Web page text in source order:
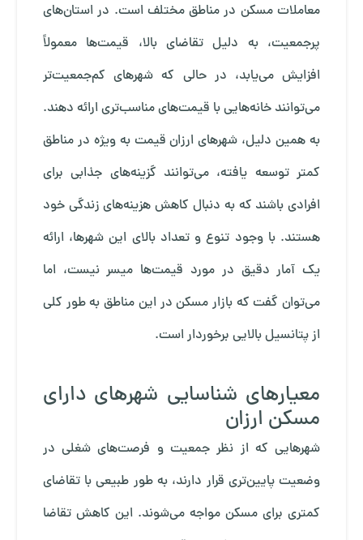
معاملات مسکن در مناطق مختلف است. در استان‌های
پرجمعیت، به دلیل تقاضای بالا، قیمت‌ها معمولاً
افزایش می‌یابد، در حالی که شهرهای کم‌جمعیت‌تر
می‌توانند خانه‌هایی با قیمت‌های مناسب‌تری ارائه دهند.
به همین دلیل، شهرهای ارزان قیمت به ویژه در مناطق
کمتر توسعه یافته، می‌توانند گزینه‌های جذابی برای
افرادی باشند که به دنبال کاهش هزینه‌های زندگی خود
هستند. با وجود تنوع و تعداد بالای این شهرها، ارائه
یک آمار دقیق در مورد قیمت‌ها میسر نیست، اما
می‌توان گفت که بازار مسکن در این مناطق به طور کلی
از پتانسیل بالایی برخوردار است.
معیارهای شناسایی شهرهای دارای
مسکن ارزان
شهرهایی که از نظر جمعیت و فرصت‌های شغلی در
وضعیت پایین‌تری قرار دارند، به طور طبیعی با تقاضای
کمتری برای مسکن مواجه می‌شوند. این کاهش تقاضا